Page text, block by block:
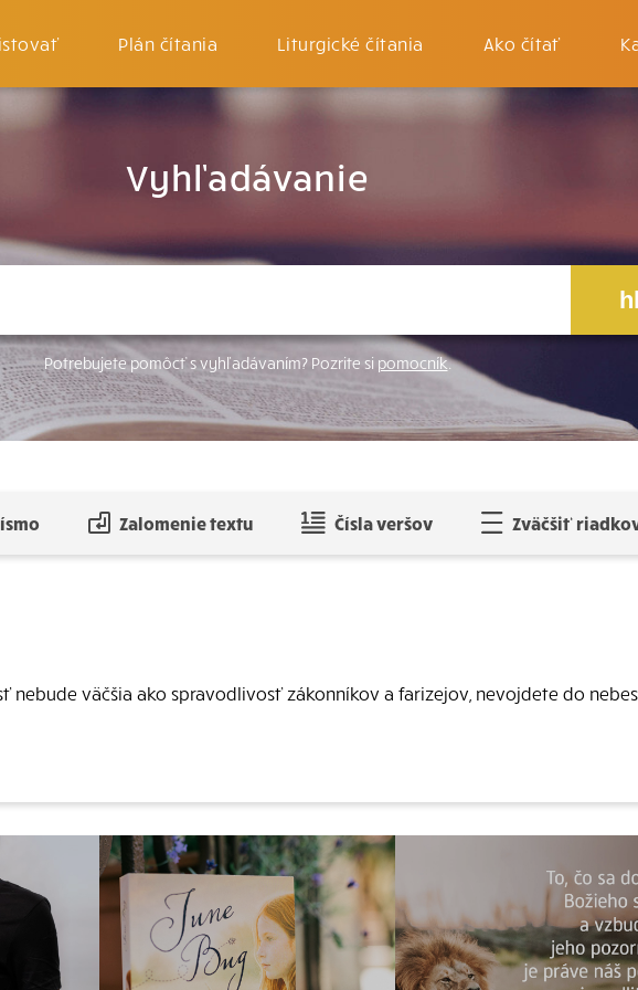
Plán čítania Liturgické čítania Ako čítať
Vyhľadávanie
Potrebujete pomôcť s vyhľadávaním? Pozrite si pomocník.
Zalomenie textu Čísla veršov Zväčšiť
nebude väčšia ako spravodlivosť zákonníkov a farizejov, nevojdete do